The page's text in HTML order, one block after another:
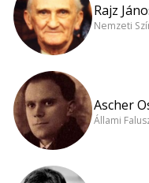
Rajz
Nemzeti
Ascher
Állami